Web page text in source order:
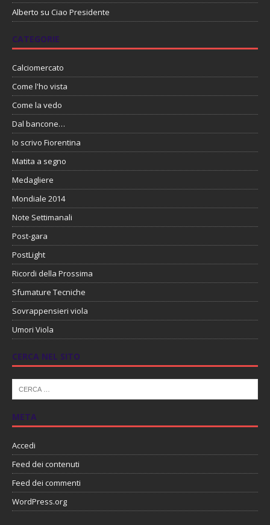
Alberto su Ciao Presidente
CATEGORIE
Calciomercato
Come l'ho vista
Come la vedo
Dal bancone…
Io scrivo Fiorentina
Matita a segno
Medagliere
Mondiale 2014
Note Settimanali
Post-gara
PostLight
Ricordi della Prossima
Sfumature Tecniche
Sovrappensieri viola
Umori Viola
CERCA NEL SITO
META
Accedi
Feed dei contenuti
Feed dei commenti
WordPress.org